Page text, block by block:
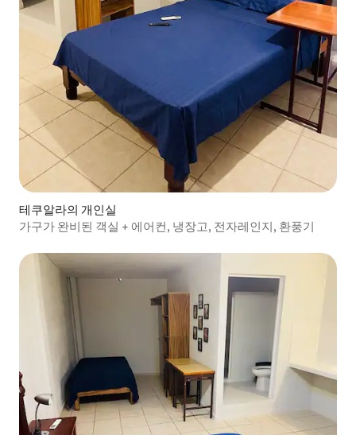
테쿠알라의 개인실
가구가 완비된 객실 + 에어컨, 냉장고, 전자레인지, 환풍기